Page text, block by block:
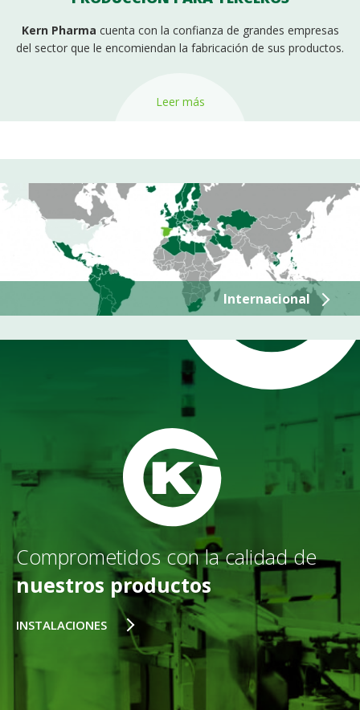
Kern Pharma cuenta con la confianza de grandes empresas
del sector que le encomiendan la fabricación de sus productos.
Leer más
Internacional
Comprometidos con la calidad de
nuestros productos
INSTALACIONES